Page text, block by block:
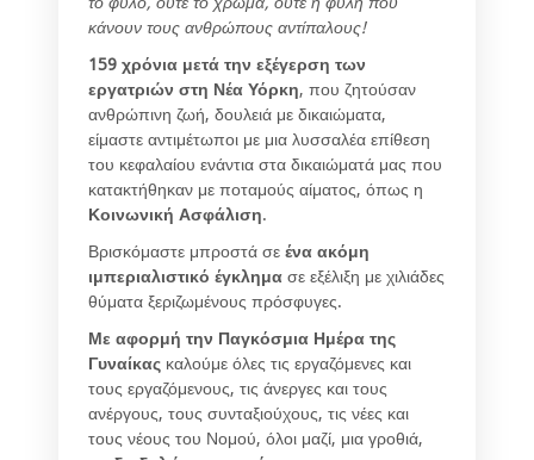
κάνουν τους ανθρώπους αντίπαλους!
159 χρόνια μετά την εξέγερση των
εργατριών στη Νέα Υόρκη, που ζητούσαν
ανθρώπινη ζωή, δουλειά με δικαιώματα,
είμαστε αντιμέτωποι με μια λυσσαλέα επίθεση
του κεφαλαίου ενάντια στα δικαιώματά μας που
κατακτήθηκαν με ποταμούς αίματος, όπως η
Κοινωνική Ασφάλιση.
Βρισκόμαστε μπροστά σε ένα ακόμη
ιμπεριαλιστικό έγκλημα σε εξέλιξη με χιλιάδες
θύματα ξεριζωμένους πρόσφυγες.
Με αφορμή την Παγκόσμια Ημέρα της
Γυναίκας καλούμε όλες τις εργαζόμενες και
τους εργαζόμενους, τις άνεργες και τους
ανέργους, τους συνταξιούχους, τις νέες και
τους νέους του Νομού, όλοι μαζί, μια γροθιά,